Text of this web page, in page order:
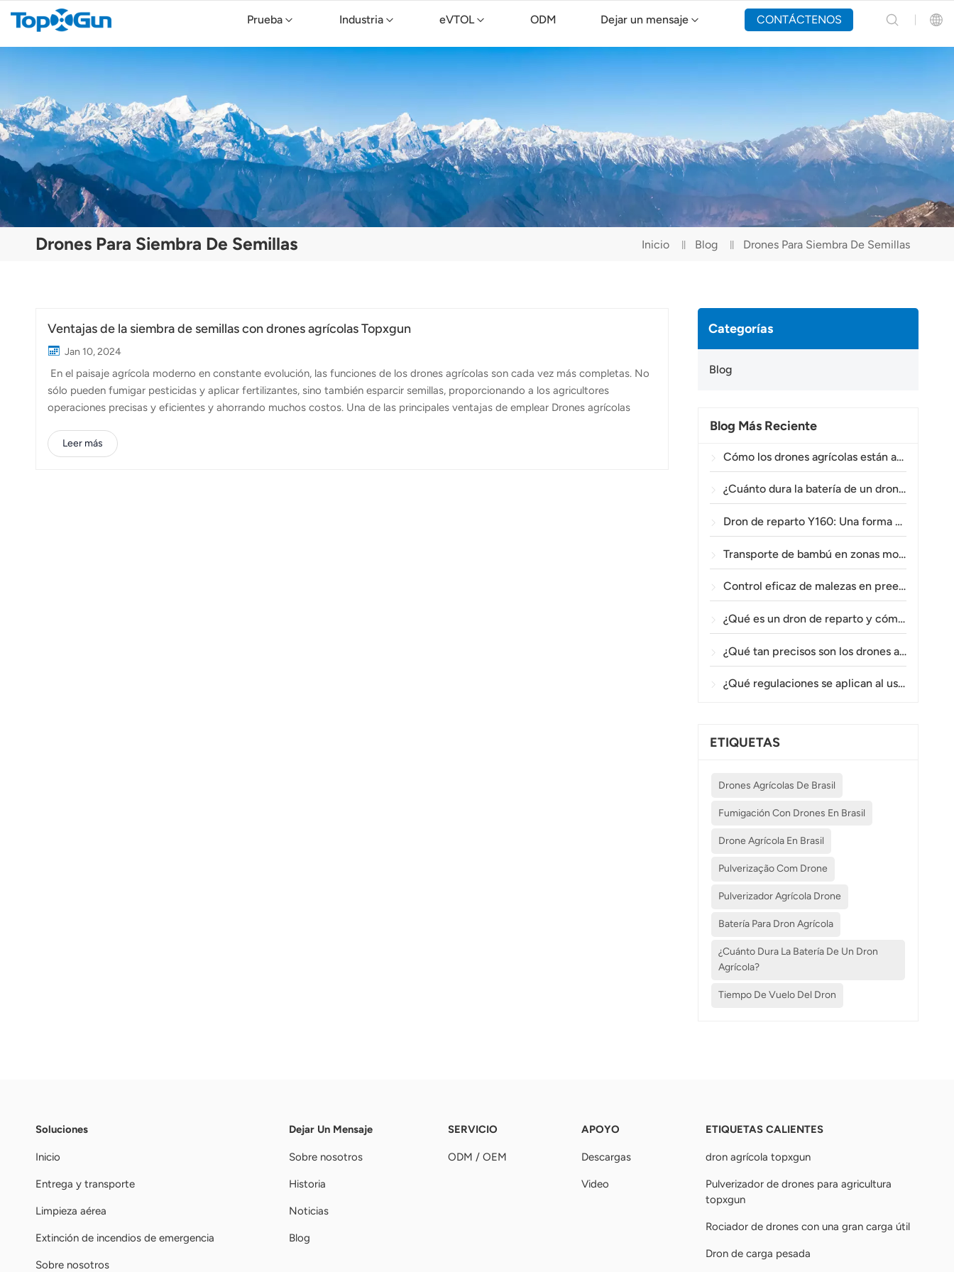
Prueba Industria eVTOL ODM Dejar un mensaje CONTÁCTENOS
Русский
Português(Portugal)
Português(Brasil)
Türkçe
Drones Para Siembra De Semillas Inicio Blog Drones Para Siembra De Semillas
Categorías
Blog
Blog Más Reciente
Cómo los drones agrícolas están ayudando a los agricultores brasileños a mejorar las operaciones de fumigación de cultivos.
¿Cuánto dura la batería de un dron agrícola?
Dron de reparto Y160: Una forma más segura y eficiente de transportar materiales para torres eléctricas en terrenos montañosos.
Transporte de bambú en zonas montañosas: Cómo el TOPXGUN Y160 abre una nueva ruta desde el bosque hasta el punto de recogida.
Control eficaz de malezas en preemergencia en trigo con el dron agrícola A80.
¿Qué es un dron de reparto y cómo funciona la entrega mediante drones?
¿Qué tan precisos son los drones agrícolas en la pulverización y el monitoreo de cultivos?
¿Qué regulaciones se aplican al uso de drones agrícolas en diferentes países?
ETIQUETAS
Drones Agrícolas De Brasil
Fumigación Con Drones En Brasil
Drone Agrícola En Brasil
Pulverização Com Drone
Pulverizador Agrícola Drone
Batería Para Dron Agrícola
¿Cuánto Dura La Batería De Un Dron
Agrícola?
Tiempo De Vuelo Del Dron
Ventajas de la siembra de semillas con drones agrícolas Topxgun
Jan 10, 2024
En el paisaje agrícola moderno en constante evolución, las funciones de los drones agrícolas son cada vez más completas. No
sólo pueden fumigar pesticidas y aplicar fertilizantes, sino también esparcir semillas, proporcionando a los agricultores
operaciones precisas y eficientes y ahorrando muchos costos. Una de las principales ventajas de emplear Drones agrícolas
dron de Topxgun garantiza una distribución uniforme de las semillas en la capa superior del suelo. Esta precisión conduce a una
penetración más profunda de las raíces y a una mayor tasa de germinación, lo que contribuye a un crecimiento de los cultivos
Leer más
Soluciones
Inicio
Entrega y transporte
Limpieza aérea
Extinción de incendios de emergencia
Sobre nosotros
Dejar Un Mensaje
Sobre nosotros
Historia
Noticias
Blog
SERVICIO
ODM / OEM
APOYO
Descargas
Video
ETIQUETAS CALIENTES
dron agrícola topxgun
Pulverizador de drones para agricultura
topxgun
Rociador de drones con una gran carga útil
Dron de carga pesada